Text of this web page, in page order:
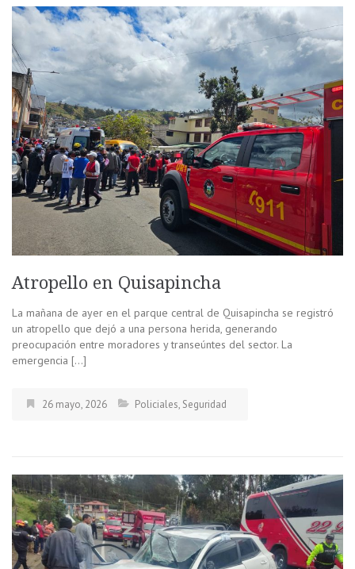
Atropello en Quisapincha
La mañana de ayer en el parque central de Quisapincha se registró
un atropello que dejó a una persona herida, generando
preocupación entre moradores y transeúntes del sector. La
emergencia […]
26 mayo, 2026 Policiales, Seguridad